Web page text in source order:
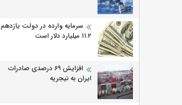
سرمایه وارده در دولت یازدهم
۱۱.۲ میلیارد دلار است
افزایش 69 درصدی صادرات
ایران به نیجریه